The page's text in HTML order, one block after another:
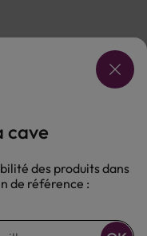
pour plus de renseignements.
CONSOMMER AVEC MODÉRATION.
cave
des produits dans
de référence :